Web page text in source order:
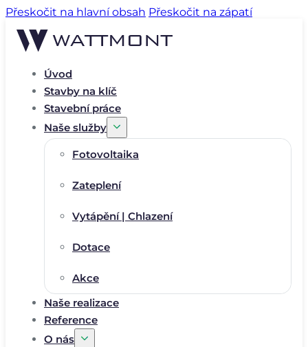
Přeskočit na hlavní obsah Přeskočit na zápatí
Úvod
Stavby na klíč
Stavební práce
Naše služby
Fotovoltaika
Zateplení
Vytápění | Chlazení
Dotace
Akce
Naše realizace
Reference
O nás